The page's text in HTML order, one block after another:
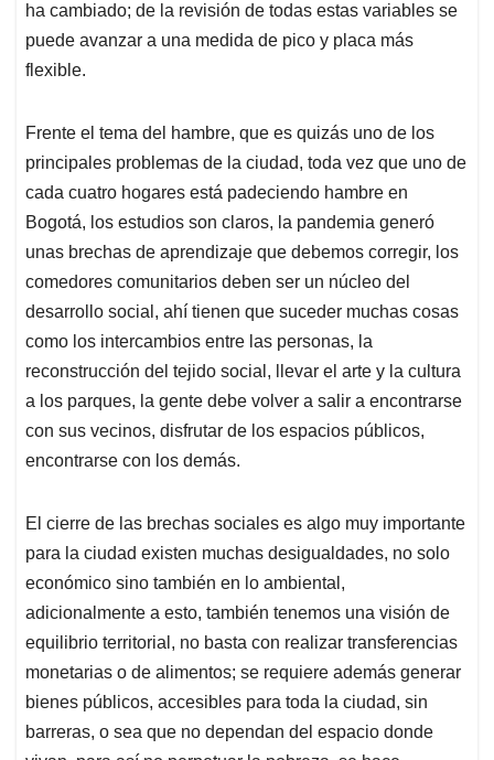
ha cambiado; de la revisión de todas estas variables se
puede avanzar a una medida de pico y placa más
flexible.
Frente el tema del hambre, que es quizás uno de los
principales problemas de la ciudad, toda vez que uno de
cada cuatro hogares está padeciendo hambre en
Bogotá, los estudios son claros, la pandemia generó
unas brechas de aprendizaje que debemos corregir, los
comedores comunitarios deben ser un núcleo del
desarrollo social, ahí tienen que suceder muchas cosas
como los intercambios entre las personas, la
reconstrucción del tejido social, llevar el arte y la cultura
a los parques, la gente debe volver a salir a encontrarse
con sus vecinos, disfrutar de los espacios públicos,
encontrarse con los demás.
El cierre de las brechas sociales es algo muy importante
para la ciudad existen muchas desigualdades, no solo
económico sino también en lo ambiental,
adicionalmente a esto, también tenemos una visión de
equilibrio territorial, no basta con realizar transferencias
monetarias o de alimentos; se requiere además generar
bienes públicos, accesibles para toda la ciudad, sin
barreras, o sea que no dependan del espacio donde